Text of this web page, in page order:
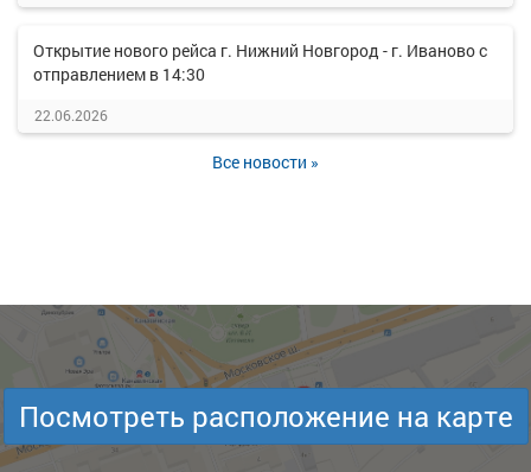
Открытие нового рейса г. Нижний Новгород - г. Иваново с
отправлением в 14:30
22.06.2026
Все новости »
Посмотреть расположение на карте